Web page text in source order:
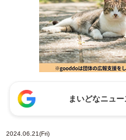
まいどなニュ
2024.06.21(Fri)